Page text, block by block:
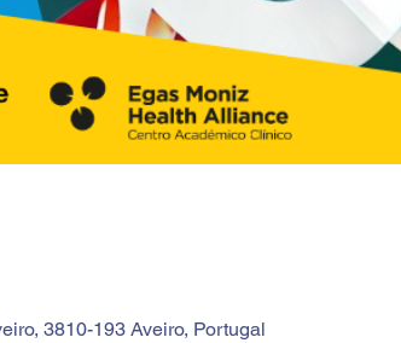
3810-193 Aveiro, Portugal